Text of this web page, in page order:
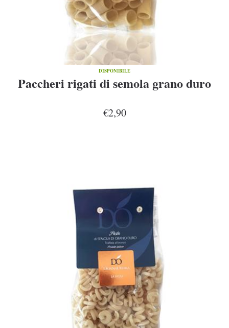
DISPONIBILE
Paccheri rigati di semola grano duro
€2,90